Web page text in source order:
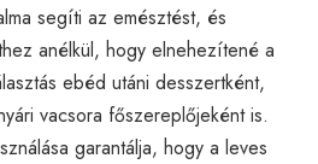
segíti az emésztést, és
anélkül, hogy elnehezítené a
ebéd utáni desszertként,
vacsora főszereplőjeként is.
garantálja, hogy a leves